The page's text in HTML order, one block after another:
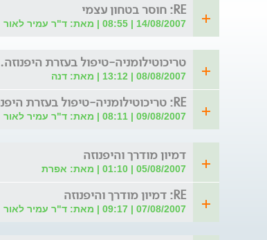
RE: חוסר בטחון עצמי
14/08/2007 | 08:55 | מאת: ד"ר עמיר לאור
טריכוטילומניה-טיפול בעזרת היפנוזה.
08/08/2007 | 13:12 | מאת: דנה
RE: טריכוטילומניה-טיפול בעזרת היפנוזה.
09/08/2007 | 08:11 | מאת: ד"ר עמיר לאור
דמיון מודרך והיפנוזה
05/08/2007 | 01:10 | מאת: אפרת
RE: דמיון מודרך והיפנוזה
07/08/2007 | 09:17 | מאת: ד"ר עמיר לאור